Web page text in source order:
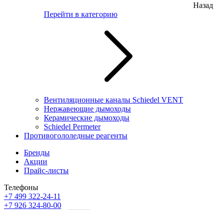
Назад
Перейти в категорию
Вентиляционные каналы Schiedel VENT
Нержавеющие дымоходы
Керамические дымоходы
Schiedel Permeter
Противогололедные реагенты
Бренды
Акции
Прайс-листы
Телефоны
+7 499 322-24-11
+7 926 324-80-00